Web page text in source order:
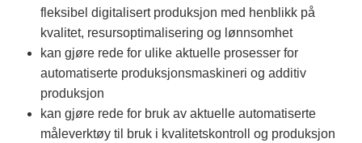
fleksibel digitalisert produksjon med henblikk på
kvalitet, resursoptimalisering og lønnsomhet
kan gjøre rede for ulike aktuelle prosesser for
automatiserte produksjonsmaskineri og additiv
produksjon
kan gjøre rede for bruk av aktuelle automatiserte
måleverktøy til bruk i kvalitetskontroll og produksjon